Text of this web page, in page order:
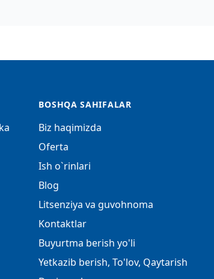
BOSHQA SAHIFALAR
Biz haqimizda
Oferta
Ish o`rinlari
Blog
Litsenziya va guvohnoma
Kontaktlar
Buyurtma berish yo'li
Yetkazib berish, To'lov, Qaytarish